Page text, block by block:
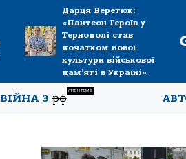
Дарця Веретюк:
«Пантеон Героїв у
Тернополі став
початком нової
культури військової
пам’яті в Україні»
ВІЙНА Зрф
СПЕЦТЕМА